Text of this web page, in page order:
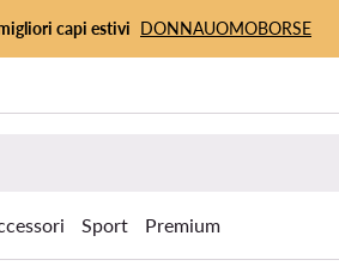
capi estivi DONNAUOMOBORSE
Sport Premium